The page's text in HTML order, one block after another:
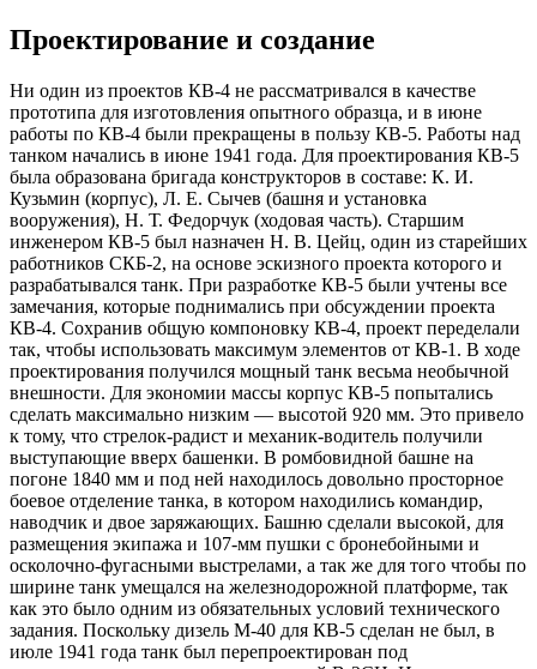
Проектирование и создание
Ни один из проектов КВ-4 не рассматривался в качестве
прототипа для изготовления опытного образца, и в июне
работы по КВ-4 были прекращены в пользу КВ-5. Работы над
танком начались в июне 1941 года. Для проектирования КВ-5
была образована бригада конструкторов в составе: К. И.
Кузьмин (корпус), Л. Е. Сычев (башня и установка
вооружения), Н. Т. Федорчук (ходовая часть). Старшим
инженером КВ-5 был назначен Н. В. Цейц, один из старейших
работников СКБ-2, на основе эскизного проекта которого и
разрабатывался танк. При разработке КВ-5 были учтены все
замечания, которые поднимались при обсуждении проекта
КВ-4. Сохранив общую компоновку КВ-4, проект переделали
так, чтобы использовать максимум элементов от КВ-1. В ходе
проектирования получился мощный танк весьма необычной
внешности. Для экономии массы корпус КВ-5 попытались
сделать максимально низким — высотой 920 мм. Это привело
к тому, что стрелок-радист и механик-водитель получили
выступающие вверх башенки. В ромбовидной башне на
погоне 1840 мм и под ней находилось довольно просторное
боевое отделение танка, в котором находились командир,
наводчик и двое заряжающих. Башню сделали высокой, для
размещения экипажа и 107-мм пушки с бронебойными и
осколочно-фугасными выстрелами, а так же для того чтобы по
ширине танк умещался на железнодорожной платформе, так
как это было одним из обязательных условий технического
задания. Поскольку дизель М-40 для КВ-5 сделан не был, в
июле 1941 года танк был перепроектирован под